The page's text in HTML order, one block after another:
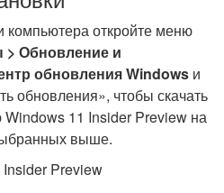
компьютера откройте меню
> Обновление и
обновления Windows и
обновления», чтобы скачать
11 Insider Preview на
выше.